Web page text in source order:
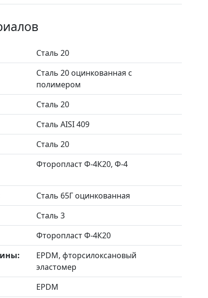
Сталь 20
Сталь 20 оцинкованная с
полимером
Сталь 20
Сталь AISI 409
Сталь 20
Фторопласт Ф-4К20, Ф-4
Сталь 65Г оцинкованная
Сталь 3
Фторопласт Ф-4К20
EPDM, фторсилоксановый
эластомер
EPDM